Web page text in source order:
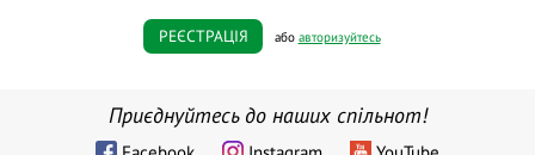
РЕЄСТРАЦІЯ або авторизуйтесь
Приєднуйтесь до наших спільнот!